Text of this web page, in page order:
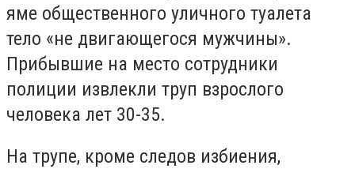
яме общественного уличного туалета
тело «не двигающегося мужчины».
Прибывшие на место сотрудники
полиции извлекли труп взрослого
человека лет 30-35.
На трупе, кроме следов избиения,